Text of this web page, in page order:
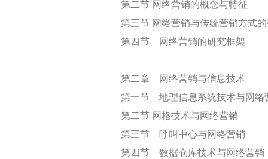
第二节 网络营销的概念与特征
第三节 网络营销与传统营销方式
第四节 网络营销的研究框架
第二章 网络营销与信息技术
第一节 地理信息系统技术与网络
第二节 网格技术与网络营销
第三节 呼叫中心与网络营销
第四节 数据仓库技术与网络营销